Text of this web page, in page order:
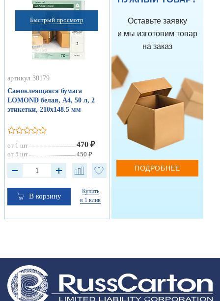
Быстрый просмотр
артикул 30179
Самоклеящаяся бумага
LOMOND белая, А4, 50 л, 2
этикетки, 210х148.5 мм
от 1 шт 470 ₽
от 5 шт 450 ₽
В корзину
Купить
в 1 клик
Оставьте заявку
и мы изготовим товар
на заказ
ПОДРОБНЕЕ